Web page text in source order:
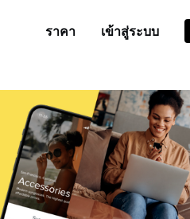
ราคา เข้าสู่ระบบ